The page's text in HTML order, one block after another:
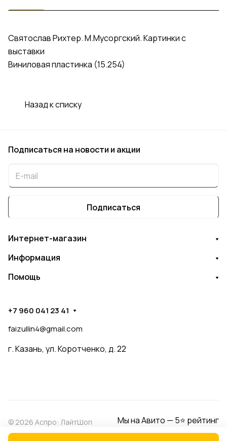
Святослав Рихтер. М.Мусоргский. Картинки с
выставки
Виниловая пластинка (15.254)
Назад к списку
Подписаться на новости и акции
Подписаться
Интернет-магазин
Информация
Помощь
+7 960 041 23 41
faizullin4@gmail.com
г. Казань, ул. Коротченко, д. 22
© 2026 Аспро: ЛайтШоп Мы на Авито — 5⭐ рейтинг